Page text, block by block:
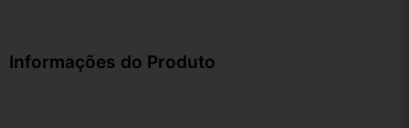
Informações do Produto